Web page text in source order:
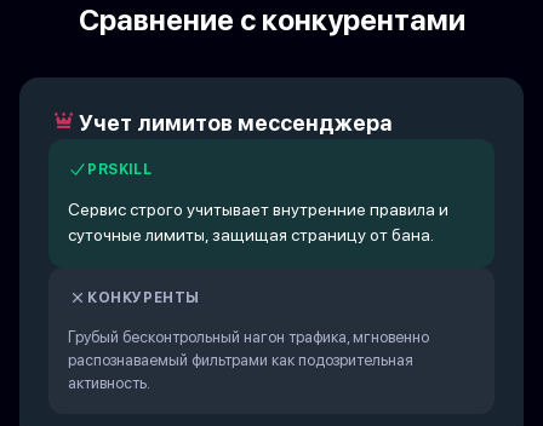
Сравнение с конкурентами
Учет лимитов мессенджера
PRSKILL
Сервис строго учитывает внутренние правила и
суточные лимиты, защищая страницу от бана.
КОНКУРЕНТЫ
Грубый бесконтрольный нагон трафика, мгновенно
распознаваемый фильтрами как подозрительная
активность.